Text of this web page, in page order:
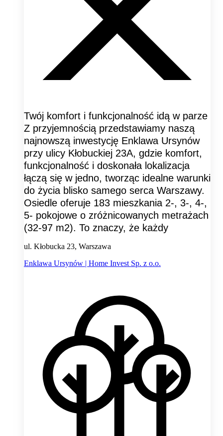
Twój komfort i funkcjonalność idą w parze
Z przyjemnością przedstawiamy naszą
najnowszą inwestycję Enklawa Ursynów
przy ulicy Kłobuckiej 23A, gdzie komfort,
funkcjonalność i doskonała lokalizacja
łączą się w jedno, tworząc idealne warunki
do życia blisko samego serca Warszawy.
Osiedle oferuje 183 mieszkania 2-, 3-, 4-,
5- pokojowe o zróżnicowanych metrażach
(32-97 m2). To znaczy, że każdy
ul. Kłobucka 23, Warszawa
Enklawa Ursynów | Home Invest Sp. z o.o.